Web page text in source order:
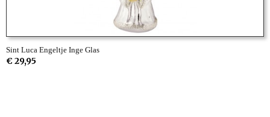
Sint Luca Engeltje Inge Glas
€ 29,95